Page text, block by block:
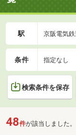
駅 京阪電気
条件 指定なし
検索条件を保存
48件が該当しました。